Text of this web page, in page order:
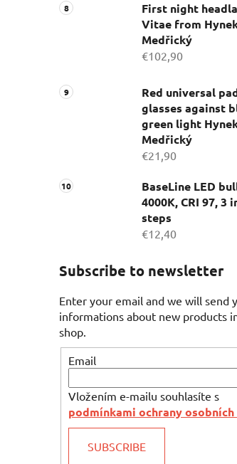
First night
Vitae from
Medřický
€102,90
Red universal
glasses against
green light
Medřický
€21,90
BaseLine LED
4000K, CRI 97, 3
steps
€12,40
Subscribe to newsletter
Enter your email and we will send
informations about new products
shop.
Email
Vložením e-mailu souhlasíte s
podmínkami ochrany osobních
SUBSCRIBE